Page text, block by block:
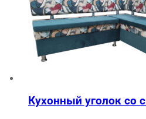
Кухонный уголок со